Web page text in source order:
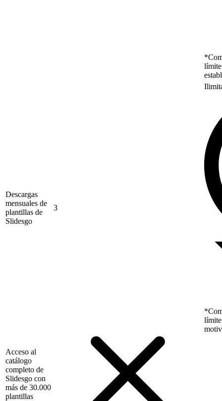
Descargas
mensuales de
plantillas de
Slidesgo
3
límite
Acceso al
catálogo
completo de
Slidesgo con
más de 30.000
plantillas